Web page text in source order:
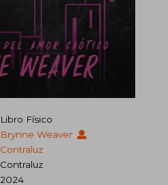
Libro Físico
Brynne Weaver
Contraluz
Contraluz
2024